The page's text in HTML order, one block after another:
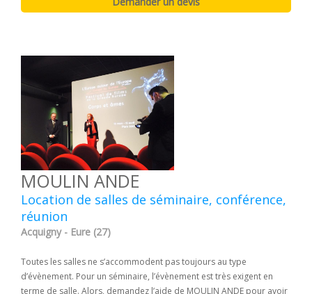
MOULIN ANDE
Location de salles de séminaire, conférence,
réunion
Acquigny - Eure (27)
Toutes les salles ne s’accommodent pas toujours au type
d’évènement. Pour un séminaire, l’évènement est très exigent en
terme de salle. Alors, demandez l’aide de MOULIN ANDE pour avoir